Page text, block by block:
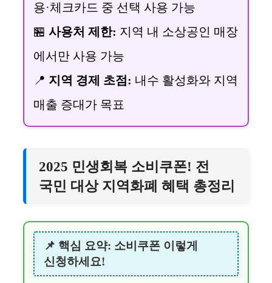
용·체크카드 중 선택 사용 가능
🏪 사용처 제한: 지역 내 소상공인 매장
에서만 사용 가능
📍 지역 경제 초점: 내수 활성화와 지역
매출 증대가 목표
2025 민생회복 소비쿠폰! 전
국민 대상 지역화폐 혜택 총정리
📌 핵심 요약: 소비쿠폰 이렇게
신청하세요!